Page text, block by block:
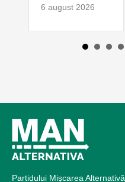
6 august 2026
Partidului Mișcarea Alternativă